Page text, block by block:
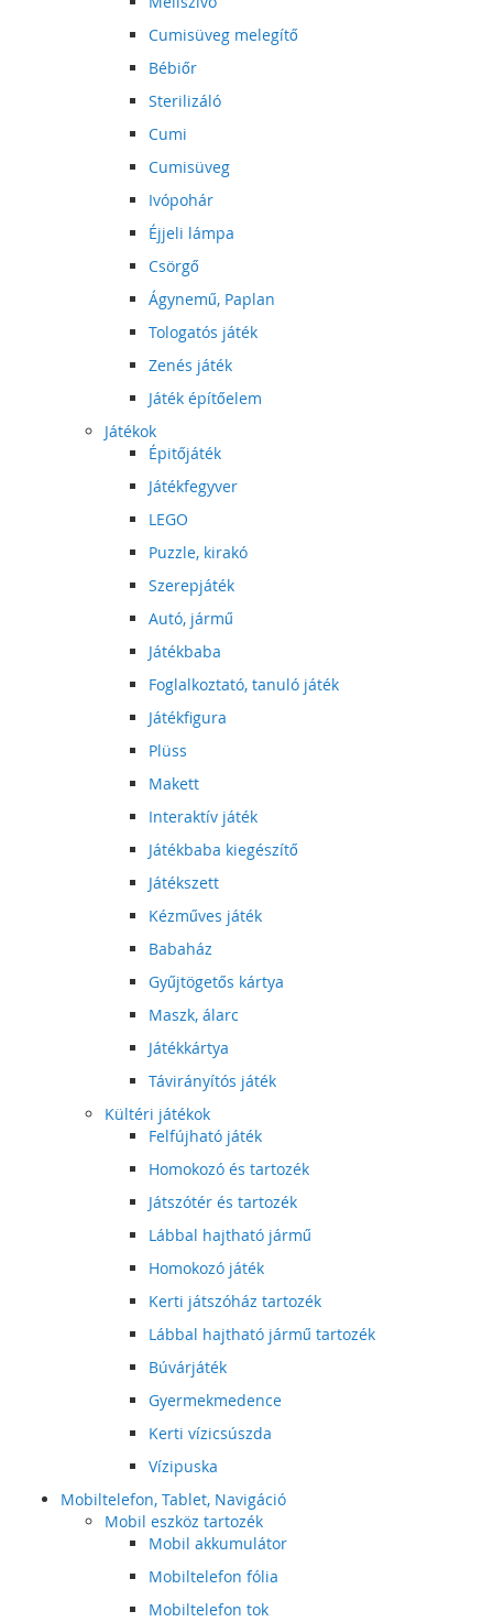
Cumisüveg melegítő
Bébiőr
Sterilizáló
Cumi
Cumisüveg
Ivópohár
Éjjeli lámpa
Csörgő
Ágynemű, Paplan
Tologatós játék
Zenés játék
Játék építőelem
Játékok
Épitőjáték
Játékfegyver
LEGO
Puzzle, kirakó
Szerepjáték
Autó, jármű
Játékbaba
Foglalkoztató, tanuló játék
Játékfigura
Plüss
Makett
Interaktív játék
Játékbaba kiegészítő
Játékszett
Kézműves játék
Babaház
Gyűjtögetős kártya
Maszk, álarc
Játékkártya
Távirányítós játék
Kültéri játékok
Felfújható játék
Homokozó és tartozék
Játszótér és tartozék
Lábbal hajtható jármű
Homokozó játék
Kerti játszóház tartozék
Lábbal hajtható jármű tartozék
Búvárjáték
Gyermekmedence
Kerti vízicsúszda
Vízipuska
Mobiltelefon, Tablet, Navigáció
Mobil eszköz tartozék
Mobil akkumulátor
Mobiltelefon fólia
Mobiltelefon tok